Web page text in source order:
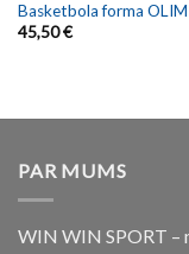
Basketbola forma
45,50€
PAR MUMS
WIN WIN SPORT –